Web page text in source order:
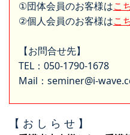
①団体会員のお客様はこ
②個人会員のお客様はこ
【お問合せ先】
TEL：050-1790-1678
Mail：seminer@i-
【 お し ら せ 】